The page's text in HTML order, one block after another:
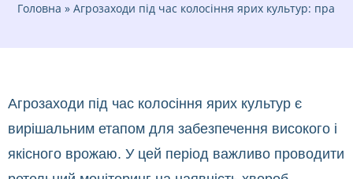
Головна »Агрозаходи під час колосіння ярих культур:
Агрозаходи під час колосіння ярих культур є
вирішальним етапом для забезпечення високого і
якісного врожаю. У цей період важливо проводити